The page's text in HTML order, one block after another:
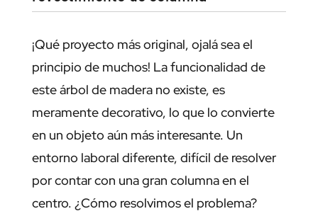
¡Qué proyecto más original, ojalá sea el
principio de muchos! La funcionalidad de
este árbol de madera no existe, es
meramente decorativo, lo que lo convierte
en un objeto aún más interesante. Un
entorno laboral diferente, difícil de resolver
por contar con una gran columna en el
centro. ¿Cómo resolvimos el problema?